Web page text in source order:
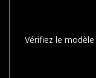
Vérifiez le